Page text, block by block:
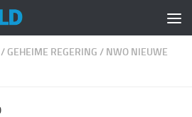
/ GEHEIME REGERING / NWO NIEUWE